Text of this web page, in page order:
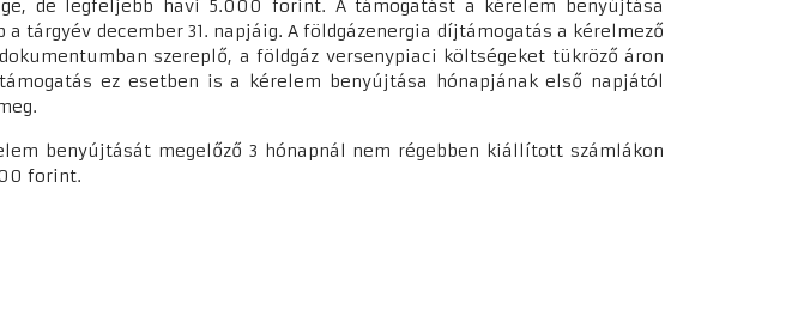
de legfeljebb havi 5.000 forint. A támogatást a kérelem benyújtása
december 31. napjáig. A földgázenergia díjtámogatás a kérelmező
szereplő, a földgáz versenypiaci költségeket tükröző áron
ez esetben is a kérelem benyújtása hónapjának első napjától
benyújtását megelőző 3 hónapnál nem régebben kiállított számlákon
forint.